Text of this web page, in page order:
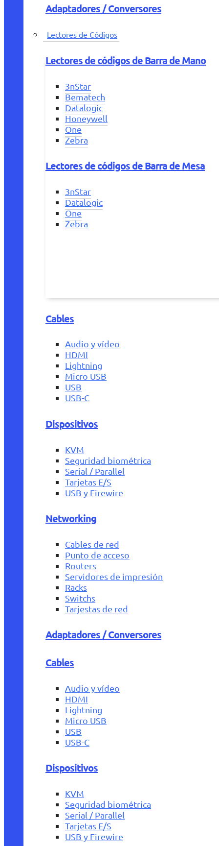
Adaptadores / Conversores
Lectores de Códigos
Lectores de códigos de Barra de Mano
3nStar
Bematech
Datalogic
Honeywell
One
Zebra
Lectores de códigos de Barra de Mesa
3nStar
Datalogic
One
Zebra
Cables
Audio y vídeo
HDMI
Lightning
Micro USB
USB
USB-C
Dispositivos
KVM
Seguridad biométrica
Serial / Parallel
Tarjetas E/S
USB y Firewire
Networking
Cables de red
Punto de acceso
Routers
Servidores de impresión
Racks
Switchs
Tarjestas de red
Adaptadores / Conversores
Cables
Audio y vídeo
HDMI
Lightning
Micro USB
USB
USB-C
Dispositivos
KVM
Seguridad biométrica
Serial / Parallel
Tarjetas E/S
USB y Firewire